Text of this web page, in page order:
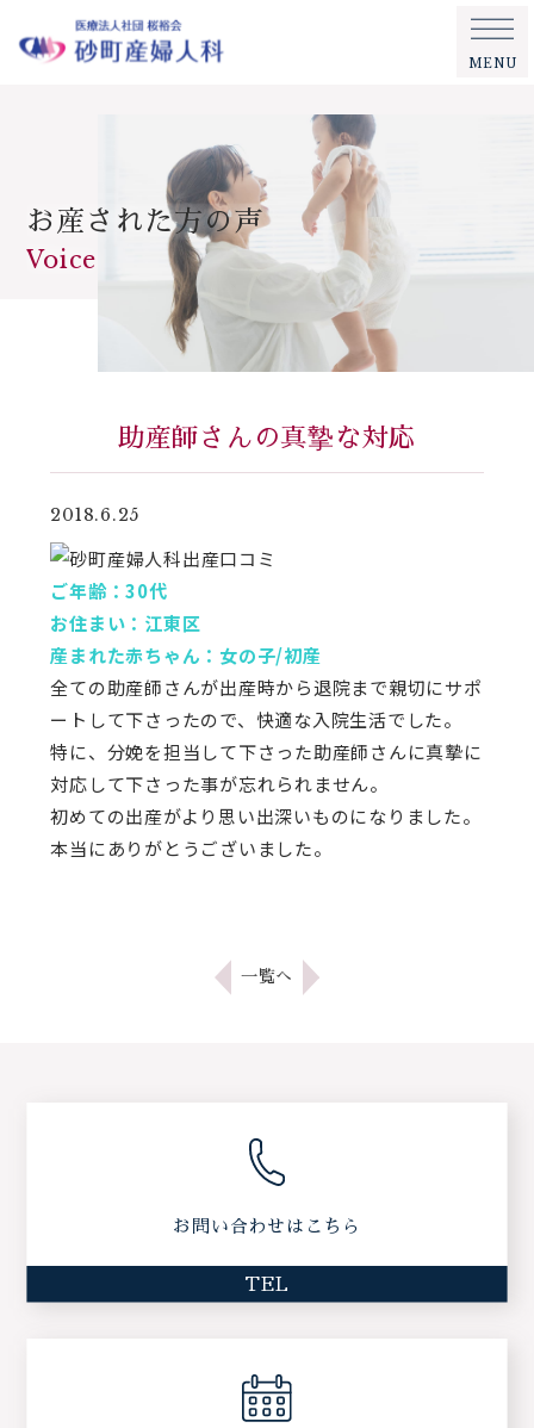
MENU
お産された方の声
Voice
助産師さんの真摯な対応
2018.6.25
ご年齢：30代
お住まい：江東区
産まれた赤ちゃん：女の子/初産
全ての助産師さんが出産時から退院まで親切にサポ
ートして下さったので、快適な入院生活でした。
特に、分娩を担当して下さった助産師さんに真摯に
対応して下さった事が忘れられません。
初めての出産がより思い出深いものになりました。
本当にありがとうございました。
一覧へ
お問い合わせはこちら
TEL